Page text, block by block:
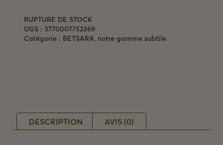
RUPTURE DE STOCK
UGS : 3770007752369
Catégorie : BETSARA, notre gamme subtile
DESCRIPTION AVIS (0)